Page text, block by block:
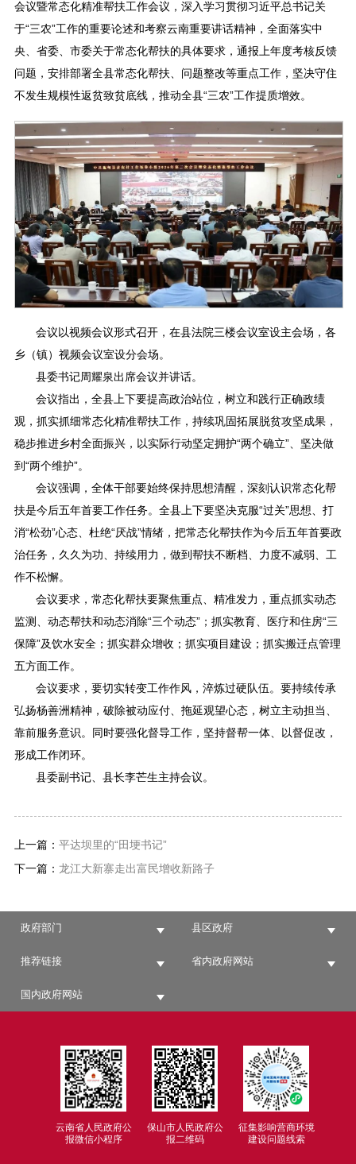
会议暨常态化精准帮扶工作会议，深入学习贯彻习近平总书记关
于“三农”工作的重要论述和考察云南重要讲话精神，全面落实中
央、省委、市委关于常态化帮扶的具体要求，通报上年度考核反馈
问题，安排部署全县常态化帮扶、问题整改等重点工作，坚决守住
不发生规模性返贫致贫底线，推动全县“三农”工作提质增效。
会议以视频会议形式召开，在县法院三楼会议室设主会场，各
乡（镇）视频会议室设分会场。
县委书记周耀泉出席会议并讲话。
会议指出，全县上下要提高政治站位，树立和践行正确政绩
观，抓实抓细常态化精准帮扶工作，持续巩固拓展脱贫攻坚成果，
稳步推进乡村全面振兴，以实际行动坚定拥护“两个确立”、坚决做
到“两个维护”。
会议强调，全体干部要始终保持思想清醒，深刻认识常态化帮
扶是今后五年首要工作任务。全县上下要坚决克服“过关”思想、打
消“松劲”心态、杜绝“厌战”情绪，把常态化帮扶作为今后五年首要政
治任务，久久为功、持续用力，做到帮扶不断档、力度不减弱、工
作不松懈。
会议要求，常态化帮扶要聚焦重点、精准发力，重点抓实动态
监测、动态帮扶和动态消除“三个动态”；抓实教育、医疗和住房“三
保障”及饮水安全；抓实群众增收；抓实项目建设；抓实搬迁点管理
五方面工作。
会议要求，要切实转变工作作风，淬炼过硬队伍。要持续传承
弘扬杨善洲精神，破除被动应付、拖延观望心态，树立主动担当、
靠前服务意识。同时要强化督导工作，坚持督帮一体、以督促改，
形成工作闭环。
县委副书记、县长李芒生主持会议。
上一篇： 平达坝里的“田埂书记”
下一篇： 龙江大新寨走出富民增收新路子
政府部门 县区政府
推荐链接 省内政府网站
国内政府网站
云南省人民政府公
报微信小程序
保山市人民政府公
报二维码
征集影响营商环境
建设问题线索